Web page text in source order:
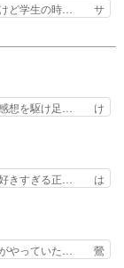
けど学生の時… サ
じゃ… 鶯谷を励ま
谷… 上野くんの脳
… 五反田くん推し
上野君が花ちゃん
ちゃん、上野くん
感想を駆け足… け
んでると… いつも
公に超… 「来週か
タボ… うわぁぁぁ
ルカースト最下層
さっぱりわからん
低すぎるwこれは
好きすぎる正… は
うヒロイ… 君に届
つ。そ… アニメ２
メイ… 決して面白
ア… ２話視聴…思
がやっていた… 鶯